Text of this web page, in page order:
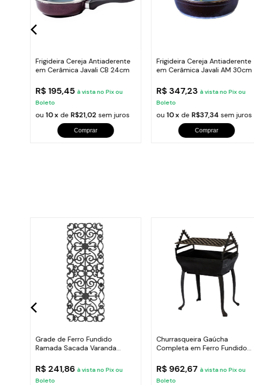
Frigideira Cereja Antiaderente
em Cerâmica Javali CB 24cm
R$ 195,45 à vista no Pix ou
Boleto
ou10 x de R$21,02 sem juros
Comprar
Frigideira Cereja Antiaderente
em Cerâmica Javali AM 30cm
R$ 347,23 à vista no Pix ou
Boleto
ou10 x de R$37,34 sem juros
Comprar
Grade de Ferro Fundido
Ramada Sacada Varanda
R$ 241,86 à vista no Pix ou
Boleto
Churrasqueira Gaúcha
Completa em Ferro Fundido
R$ 962,67 à vista no Pix ou
Boleto